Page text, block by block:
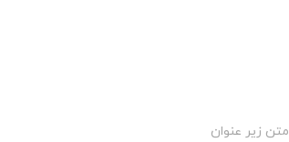
متن زیر عنوان